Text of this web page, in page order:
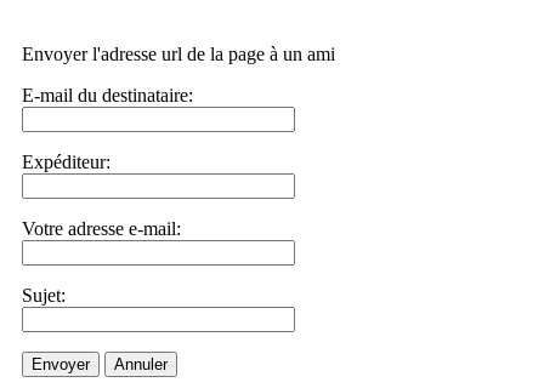
Envoyer l'adresse url de la page à un ami
E-mail du destinataire:
Expéditeur:
Votre adresse e-mail:
Sujet:
Envoyer Annuler